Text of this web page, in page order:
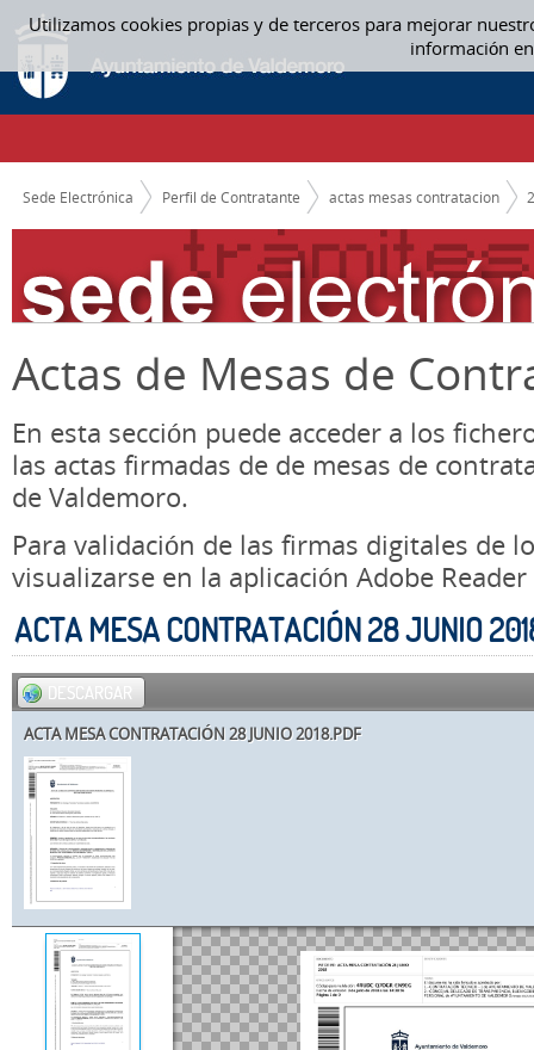
Utilizamos cookies propias y de terceros para mejorar
información
Saltar al contenido
ACTAS MESAS CONTRATACION
CAMINO DE MIGAS
Sede Electrónica Perfil de Contratante actas mesas contratacion
Actas de Mesas de
En esta sección puede acceder a los
las actas firmadas de de mesas de
de Valdemoro.
Para validación de las firmas digitales de
visualizarse en la aplicación Adobe Reader
ACTA MESA CONTRATACIÓN 28 JUNIO
DESCARGAR
ACTA MESA CONTRATACIÓN 28 JUNIO 2018.PDF